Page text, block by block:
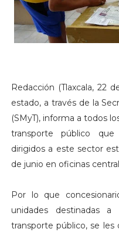
Redacción (Tlaxcala, 22
estado, a través de la
(SMyT), informa a todos
transporte público
dirigidos a este sector
de junio en oficinas
Por lo que
unidades destinadas
transporte público, se